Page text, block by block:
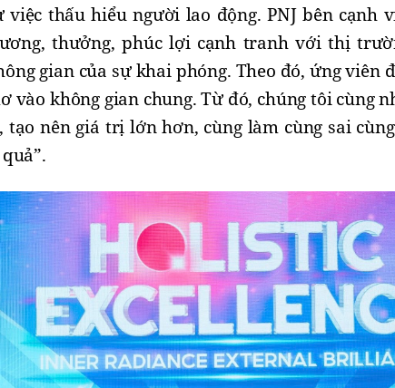
việc thấu hiểu người lao động. PNJ bên cạnh
thưởng, phúc lợi cạnh tranh với thị
gian của sự khai phóng. Theo đó, ứng viên
vào không gian chung. Từ đó, chúng tôi cùng
tạo nên giá trị lớn hơn, cùng làm cùng sai